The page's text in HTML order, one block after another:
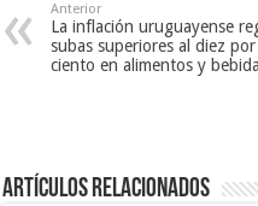
Anterior
La inflación uruguayense
subas superiores al diez por
ciento en alimentos y
Artículos Relacionados